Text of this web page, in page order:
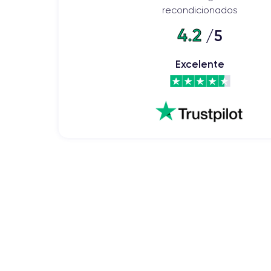
recondicionados
4.2 /5
Excelente